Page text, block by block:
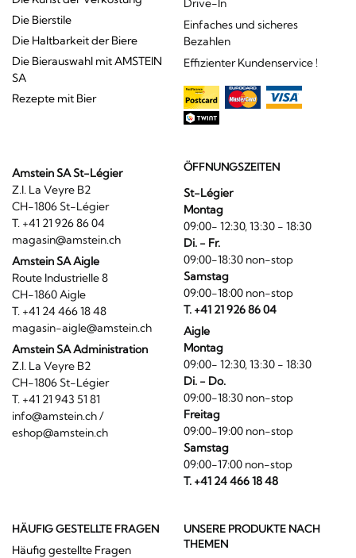
Die Bierstile
Die Haltbarkeit der Biere
Die Bierauswahl mit AMSTEIN
SA
Rezepte mit Bier
Drive-In
Einfaches und sicheres
Bezahlen
Effizienter Kundenservice !
Amstein SA St-Légier
Z.I. La Veyre B2
CH-1806 St-Légier
T. +41 21 926 86 04
magasin@amstein.ch
Amstein SA Aigle
Route Industrielle 8
CH-1860 Aigle
T. +41 24 466 18 48
magasin-aigle@amstein.ch
Amstein SA Administration
Z.I. La Veyre B2
CH-1806 St-Légier
T. +41 21 943 51 81
info@amstein.ch/
eshop@amstein.ch
ÖFFNUNGSZEITEN
St-Légier
Montag
09:00- 12:30, 13:30 - 18:30
Di. - Fr.
09:00-18:30 non-stop
Samstag
09:00-18:00 non-stop
T. +41 21 926 86 04
Aigle
Montag
09:00- 12:30, 13:30 - 18:30
Di. - Do.
09:00-18:30 non-stop
Freitag
09:00-19:00 non-stop
Samstag
09:00-17:00 non-stop
T. +41 24 466 18 48
HÄUFIG GESTELLTE FRAGEN
Häufig gestellte Fragen
UNSERE PRODUKTE NACH
THEMEN